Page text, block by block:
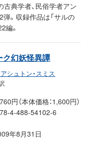
古典学者、民俗学者アン
。収録作品は「サルの
編。
ク幻妖怪異譚
シュトン・スミス
円（本体価格：1,600円）
4-488-54102-6
年8月31日